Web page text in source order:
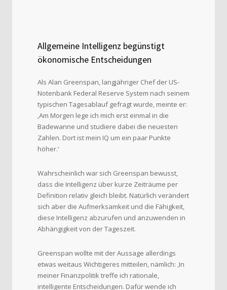
Allgemeine Intelligenz begünstigt
ökonomische Entscheidungen
Als Alan Greenspan, langjähriger Chef der US-
Notenbank Federal Reserve System nach seinem
typischen Tagesablauf gefragt wurde, meinte er:
‚Am Morgen lege ich mich erst einmal in die
Badewanne und studiere dabei die neuesten
Zahlen. Dort ist mein IQ um ein paar Punkte
höher.‘
Wahrscheinlich war sich Greenspan bewusst,
dass die Intelligenz über kurze Zeiträume per
Definition relativ gleich bleibt. Natürlich verändert
sich aber die Aufmerksamkeit und die Fähigkeit,
diese Intelligenz abzurufen und anzuwenden in
Abhängigkeit von der Tageszeit.
Greenspan wollte mit der Aussage allerdings
etwas weitaus Wichtigeres mitteilen, nämlich: ‚In
meiner Finanzpolitik treffe ich rationale,
intelligente Entscheidungen. Dafür wende ich